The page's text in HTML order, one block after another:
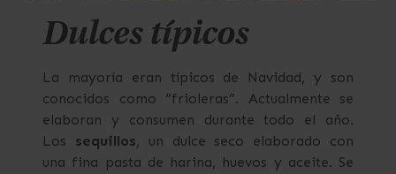
Dulces típicos
La mayoría eran típicos de Navidad, y son
conocidos como “frioleras”. Actualmente se
elaboran y consumen durante todo el año.
Los sequillos, un dulce seco elaborado con
una fina pasta de harina, huevos y aceite. Se